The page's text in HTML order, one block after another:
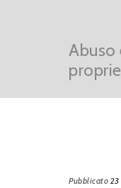
Abuso
Pubblicato